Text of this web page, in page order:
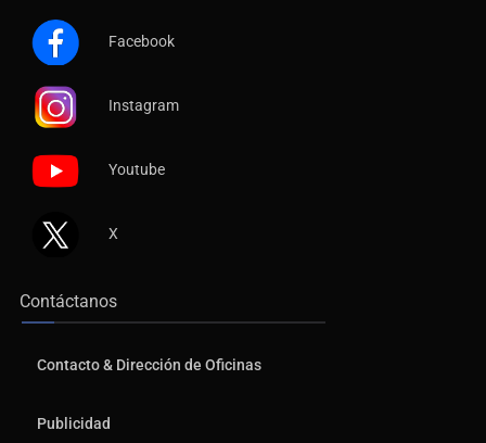
Facebook
Instagram
Youtube
X
Contáctanos
Contacto & Dirección de Oficinas
Publicidad